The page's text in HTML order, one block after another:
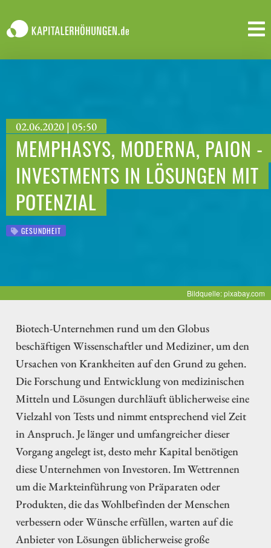
02.06.2020 | 05:50
MEMPHASYS, MODERNA, PAION -
INVESTMENTS IN LÖSUNGEN MIT
POTENZIAL
GESUNDHEIT
Bildquelle: pixabay.com
Biotech-Unternehmen rund um den Globus
beschäftigen Wissenschaftler und Mediziner, um den
Ursachen von Krankheiten auf den Grund zu gehen.
Die Forschung und Entwicklung von medizinischen
Mitteln und Lösungen durchläuft üblicherweise eine
Vielzahl von Tests und nimmt entsprechend viel Zeit
in Anspruch. Je länger und umfangreicher dieser
Vorgang angelegt ist, desto mehr Kapital benötigen
diese Unternehmen von Investoren. Im Wettrennen
um die Markteinführung von Präparaten oder
Produkten, die das Wohlbefinden der Menschen
verbessern oder Wünsche erfüllen, warten auf die
Anbieter von Lösungen üblicherweise große